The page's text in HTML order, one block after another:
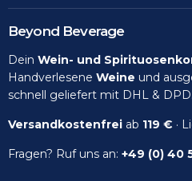
Beyond Beverage
Dein Wein- und
Handverlesene Weine und
schnell geliefert mit DHL & DPD.
Versandkostenfrei ab 119 € ·
Fragen? Ruf uns an: +49 (0) 40